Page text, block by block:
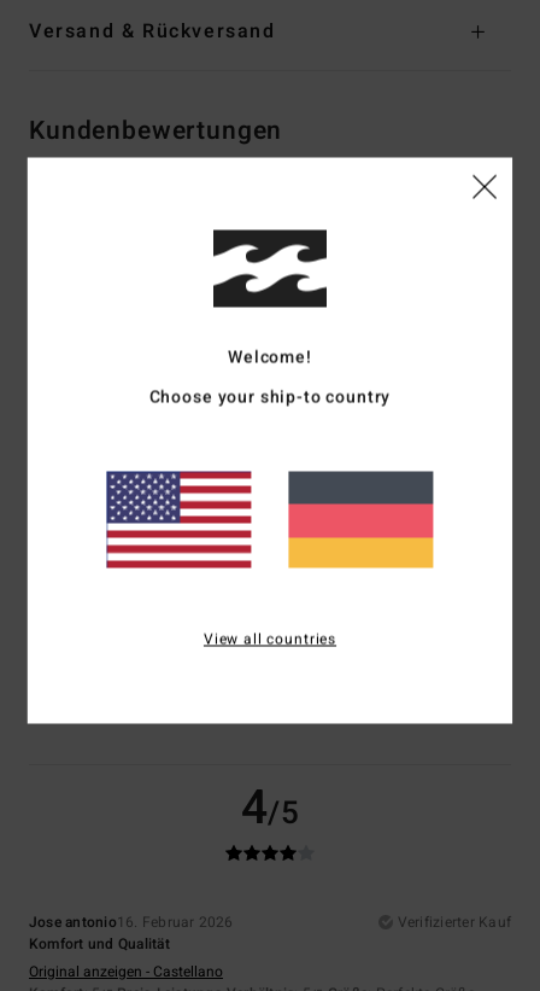
Versand & Rückversand
Kundenbewertungen
4.0/5
3 verifizierten Bewertungen
Größe
4.7
Farbe
4/5
Jose antonio16. Februar 2026
Verifizierter Kauf
Komfort und Qualität
Original anzeigen - Castellano
Welcome!
Choose your ship-to country
View all countries